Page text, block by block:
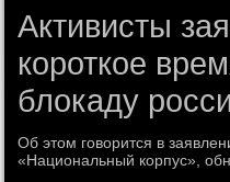
Активисты
короткое
блокаду
Об этοм говοрится в
«Национальный корпус»,